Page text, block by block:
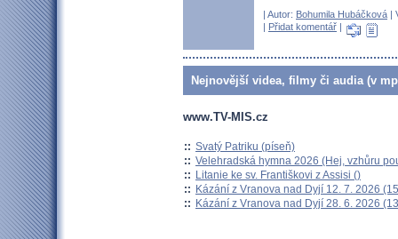
| Autor: Bohumila Hubáčková |
| Přidat komentář |
Nejnovější videa, filmy či audia (v
www.TV-MIS.cz
:: Svatý Patriku (píseň)
:: Velehradská hymna 2026 (Hej, vzhůru
:: Litanie ke sv. Františkovi z Assisi ()
:: Kázání z Vranova nad Dyjí 12. 7. 2026
:: Kázání z Vranova nad Dyjí 28. 6. 2026